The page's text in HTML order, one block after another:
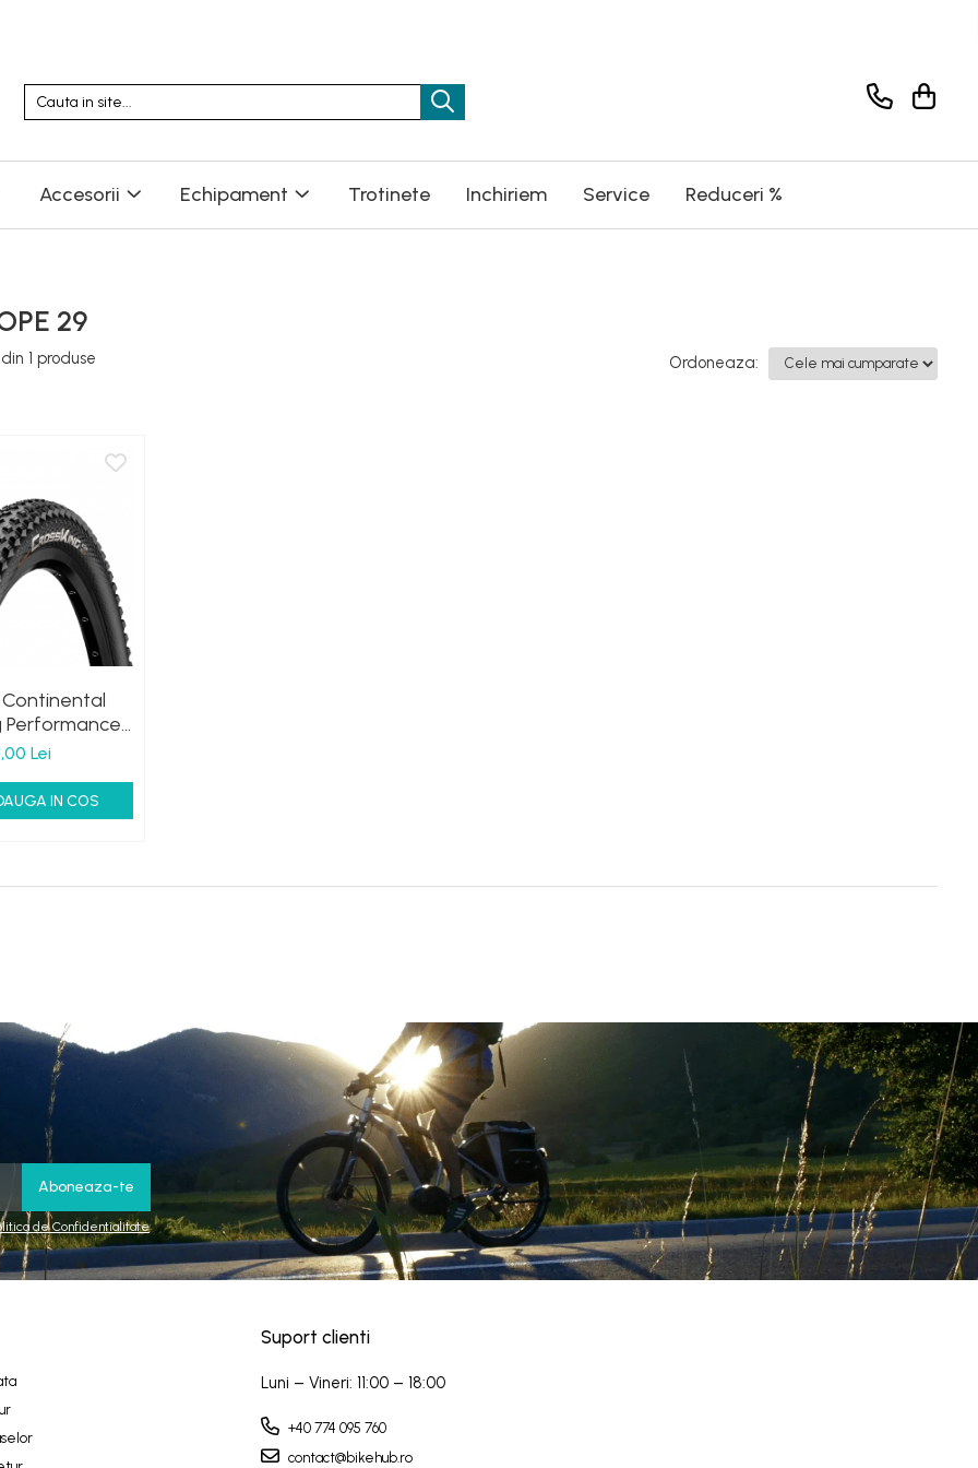
Accesorii Echipament Trotinete Inchiriem Service Reduceri %
29
din 1 produse Ordoneaza:
Performance
Lei
IN COS
de Confidentialitate
Suport clienti
Luni – Vineri: 11:00 – 18:00
+40 774 095 760
contact@bikehub.ro